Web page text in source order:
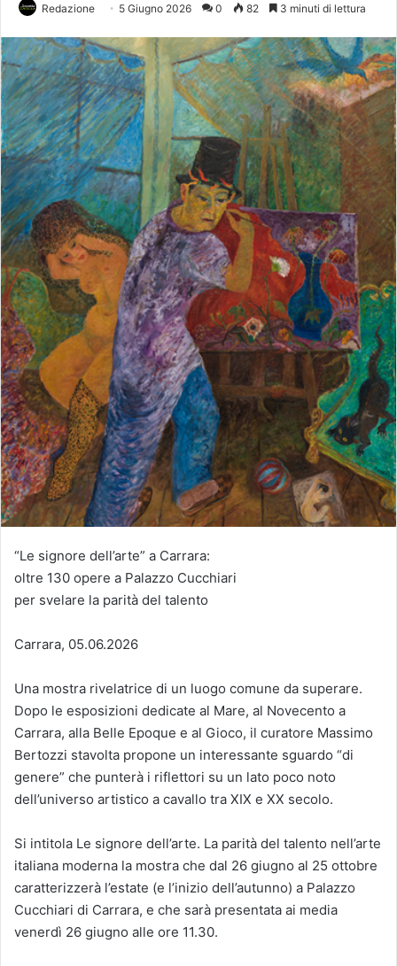
Redazione 5 Giugno 2026 0 82 3 minuti di lettura
“Le signore dell’arte” a Carrara:
oltre 130 opere a Palazzo Cucchiari
per svelare la parità del talento
Carrara, 05.06.2026
Una mostra rivelatrice di un luogo comune da superare.
Dopo le esposizioni dedicate al Mare, al Novecento a
Carrara, alla Belle Epoque e al Gioco, il curatore Massimo
Bertozzi stavolta propone un interessante sguardo “di
genere” che punterà i riflettori su un lato poco noto
dell’universo artistico a cavallo tra XIX e XX secolo.
Si intitola Le signore dell’arte. La parità del talento nell’arte
italiana moderna la mostra che dal 26 giugno al 25 ottobre
caratterizzerà l’estate (e l’inizio dell’autunno) a Palazzo
Cucchiari di Carrara, e che sarà presentata ai media
venerdì 26 giugno alle ore 11.30.